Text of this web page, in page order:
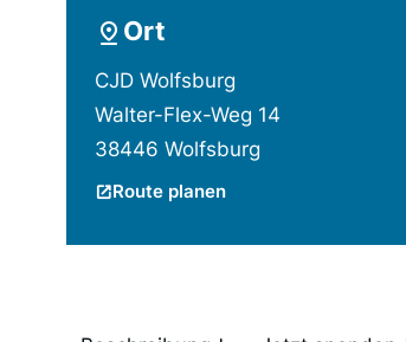
Ort
CJD Wolfsburg
Walter-Flex-Weg 14
38446 Wolfsburg
Route planen